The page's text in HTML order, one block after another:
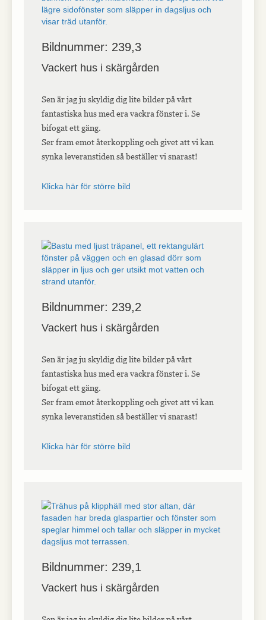
Bildnummer: 239,3
Vackert hus i skärgården
Sen är jag ju skyldig dig lite bilder på vårt
fantastiska hus med era vackra fönster i. Se
bifogat ett gäng.
Ser fram emot återkoppling och givet att vi kan
synka leveranstiden så beställer vi snarast!
Klicka här för större bild
Bildnummer: 239,2
Vackert hus i skärgården
Sen är jag ju skyldig dig lite bilder på vårt
fantastiska hus med era vackra fönster i. Se
bifogat ett gäng.
Ser fram emot återkoppling och givet att vi kan
synka leveranstiden så beställer vi snarast!
Klicka här för större bild
Bildnummer: 239,1
Vackert hus i skärgården